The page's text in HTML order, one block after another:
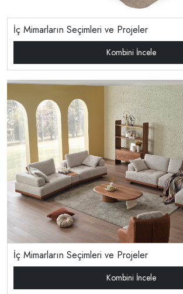
İç Mimarların Seçimleri ve Projeler
Kombini İncele
İç Mimarların Seçimleri ve Projeler
Kombini İncele